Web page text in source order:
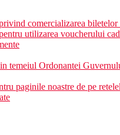
comercializarea biletelor
utilizarea voucherului
temeiul Ordonantei
paginile noastre de pe